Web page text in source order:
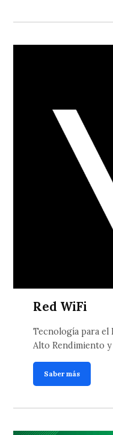
Red WiFi
Tecnología para el
Alto Rendimiento
Saber más